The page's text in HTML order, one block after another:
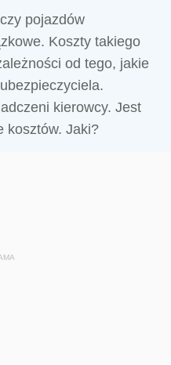
pojazdów
Koszty takiego
od tego, jakie
kierowcy. Jest
kosztów. Jaki?